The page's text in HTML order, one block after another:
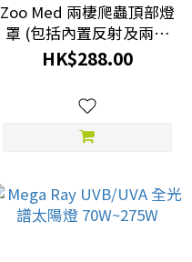
Zoo Med 兩棲爬蟲頂部燈
罩 (包括內置反射及兩邊
插座) 18" # LF-55
HK$288.00